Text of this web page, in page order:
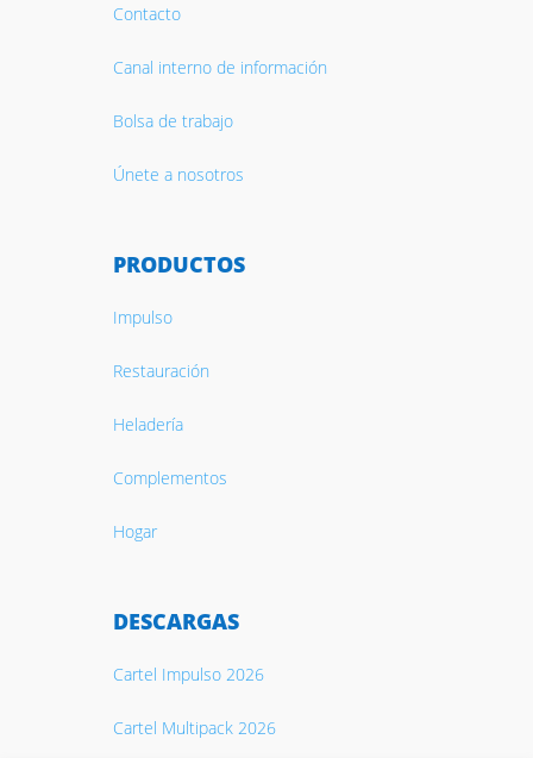
Contacto
Canal interno de información
Bolsa de trabajo
Únete a nosotros
PRODUCTOS
Impulso
Restauración
Heladería
Complementos
Hogar
DESCARGAS
Cartel Impulso 2026
Cartel Multipack 2026